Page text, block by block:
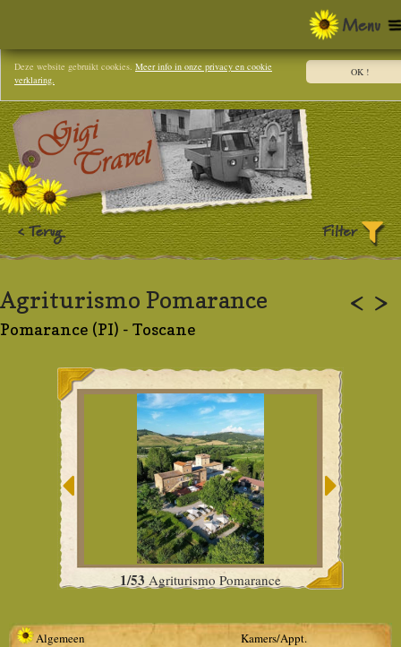
OK !
Deze website gebruikt cookies. Meer info in onze privacy en cookie
verklaring.
< >
Agriturismo Pomarance
Pomarance (PI) - Toscane
1/53 Agriturismo Pomarance
Algemeen
Kamers/Appt.